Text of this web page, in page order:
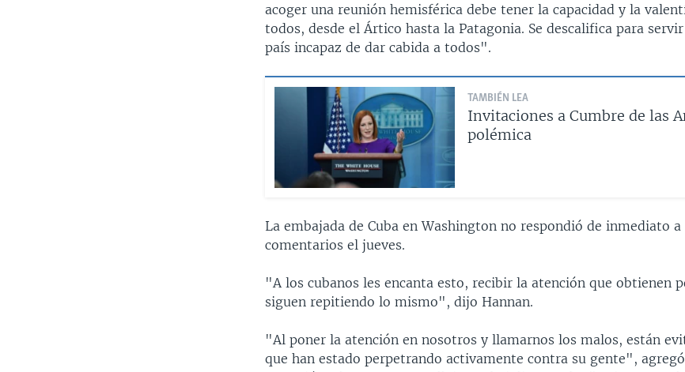
acoger una reunión hemisférica debe tener la capacidad y la
todos, desde el Ártico hasta la Patagonia. Se descalifica para
país incapaz de dar cabida a todos".
TAMBIÉN LEA
Invitaciones a Cumbre de las
polémica
La embajada de Cuba en Washington no respondió de inmediato
comentarios el jueves.
"A los cubanos les encanta esto, recibir la atención que obtienen
siguen repitiendo lo mismo", dijo Hannan.
"Al poner la atención en nosotros y llamarnos los malos, están
que han estado perpetrando activamente contra su gente",